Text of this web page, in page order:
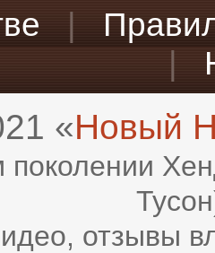
|
|
«Новый
поколении
отзывы